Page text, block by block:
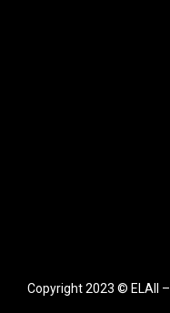
Copyright 2023 © ELAII –